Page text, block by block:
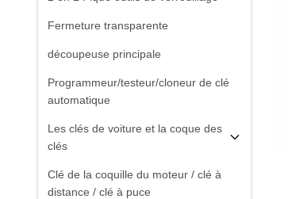
Fermeture transparente
découpeuse principale
Programmeur/testeur/cloneur de clé
automatique
Les clés de voiture et la coque des
clés
Clé de la coquille du moteur / clé à
distance / clé à puce